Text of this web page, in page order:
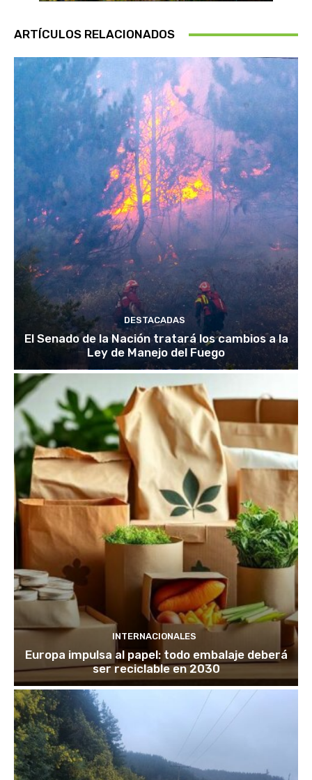
ARTÍCULOS RELACIONADOS
DESTACADAS
El Senado de la Nación tratará los cambios a la
Ley de Manejo del Fuego
INTERNACIONALES
Europa impulsa al papel: todo embalaje deberá
ser reciclable en 2030